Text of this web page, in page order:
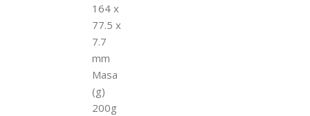
164 x
77.5 x
7.7
mm
Masa
(g)
200g